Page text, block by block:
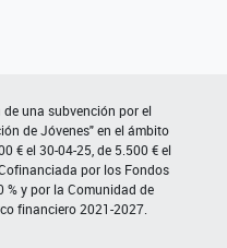
una subvención por el
de Jóvenes" en el ámbito
€ el 30-04-25, de 5.500 € el
por los Fondos
% y por la Comunidad de
financiero 2021-2027.